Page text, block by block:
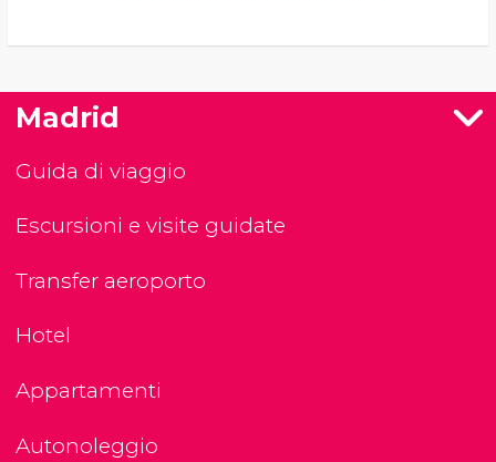
Madrid
Guida di viaggio
Escursioni e visite guidate
Transfer aeroporto
Hotel
Appartamenti
Autonoleggio